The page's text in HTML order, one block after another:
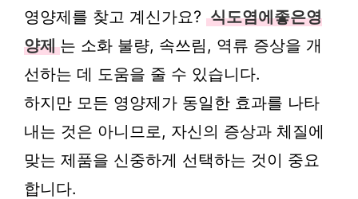
영양제를 찾고 계신가요? 식도염에좋은영
양제 는 소화 불량, 속쓰림, 역류 증상을 개
선하는 데 도움을 줄 수 있습니다.
하지만 모든 영양제가 동일한 효과를 나타
내는 것은 아니므로, 자신의 증상과 체질에
맞는 제품을 신중하게 선택하는 것이 중요
합니다.